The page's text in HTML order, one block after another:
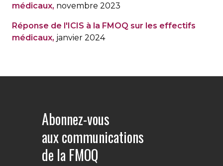
médicaux, novembre 2023
Réponse de l'ICIS à la FMOQ sur les effectifs
médicaux, janvier 2024
Abonnez-vous
aux communications
de la FMOQ